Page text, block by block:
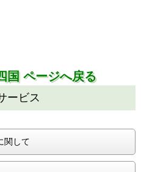
国 ページへ戻る
ービス
関して